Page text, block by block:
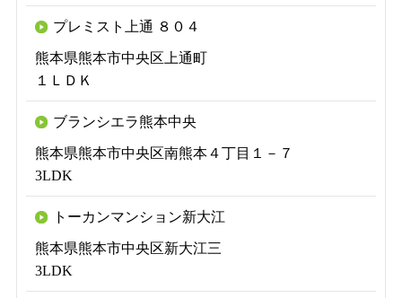
プレミスト上通 ８０４
熊本県熊本市中央区上通町
１ＬＤＫ
ブランシエラ熊本中央
熊本県熊本市中央区南熊本４丁目１－７
3LDK
トーカンマンション新大江
熊本県熊本市中央区新大江三
3LDK